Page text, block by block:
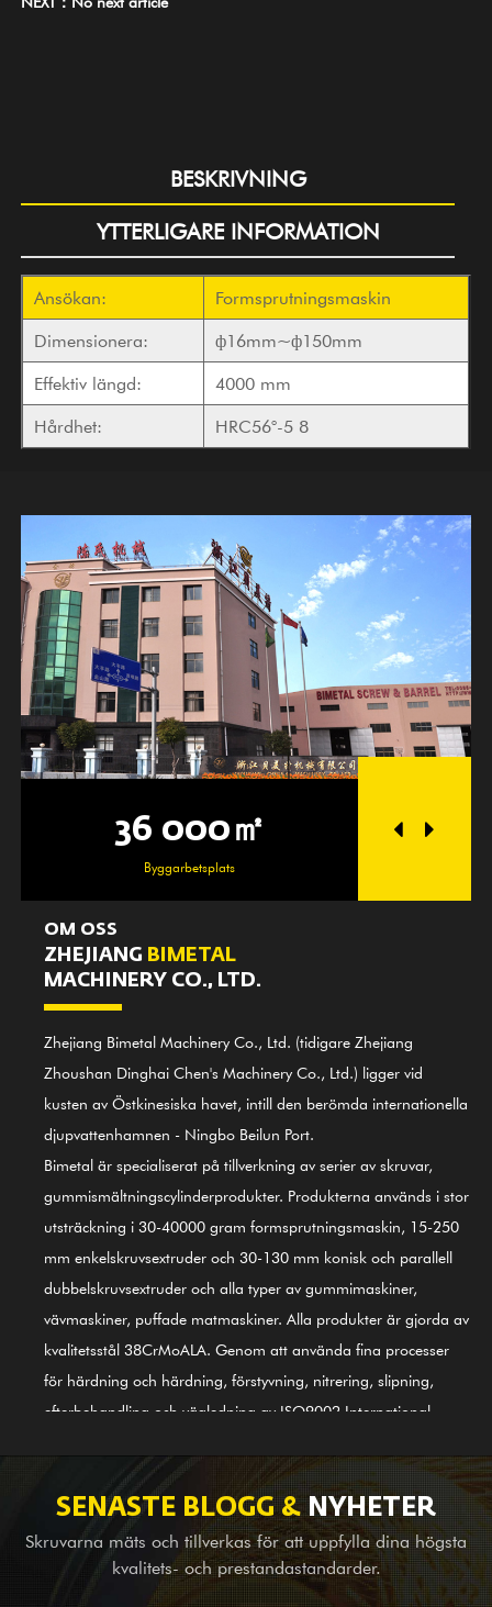
BESKRIVNING
YTTERLIGARE INFORMATION
Ansökan:
Formsprutningsmaskin
Dimensionera:
ф16mm~ф150mm
Effektiv längd:
4000 mm
Hårdhet:
HRC56°-5 8
36 000㎡
Byggarbetsplats
25
OM OSS
ZHEJIANG BIMETAL
MACHINERY CO., LTD.
Zhejiang Bimetal Machinery Co., Ltd. (tidigare Zhejiang
Zhoushan Dinghai Chen's Machinery Co., Ltd.) ligger vid
kusten av Östkinesiska havet, intill den berömda internationella
djupvattenhamnen - Ningbo Beilun Port.
Bimetal är specialiserat på tillverkning av serier av skruvar,
gummismältningscylinderprodukter. Produkterna används i stor
utsträckning i 30-40000 gram formsprutningsmaskin, 15-250
mm enkelskruvsextruder och 30-130 mm konisk och parallell
dubbelskruvsextruder och alla typer av gummimaskiner,
vävmaskiner, puffade matmaskiner. Alla produkter är gjorda av
kvalitetsstål 38CrMoALA. Genom att använda fina processer
för härdning och härdning, förstyvning, nitrering, slipning,
efterbehandling och vägledning av ISO9002 International
internationella standarder. GⅡ 113 nickelbaserad legering
(senaste 3# stål) skruvcylinder är också en av våra första
produkter; den är tillämplig för legeringsbimetallsvetsning
(PTA). Förutom att tillhandahålla balansutrustning för
kompletta maskinföretag utomlands, är vi också en ledande
SENASTE BLOGG & NYHETER
Skruvarna mäts och tillverkas för att uppfylla dina högsta
kvalitets- och prestandastandarder.